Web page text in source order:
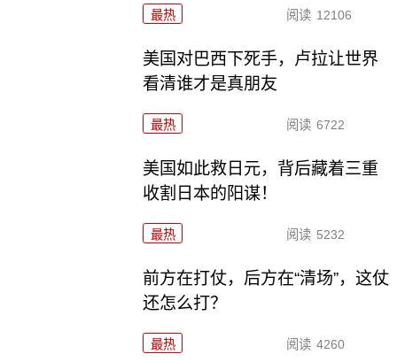
最热 阅读 12106
美国对巴西下死手，卢拉让世界
看清谁才是真朋友
最热 阅读 6722
美国如此救日元，背后藏着三重
收割日本的阳谋！
最热 阅读 5232
前方在打仗，后方在“清场”，这仗
还怎么打？
最热 阅读 4260